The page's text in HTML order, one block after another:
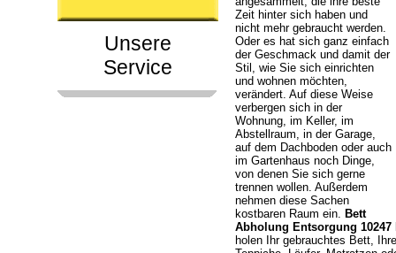
Unsere
Service
Zeit hinter sich haben und
nicht mehr gebraucht werden.
Oder es hat sich ganz einfach
der Geschmack und damit der
Stil, wie Sie sich einrichten
und wohnen möchten,
verändert. Auf diese Weise
verbergen sich in der
Wohnung, im Keller, im
Abstellraum, in der Garage,
auf dem Dachboden oder auch
im Gartenhaus noch Dinge,
von denen Sie sich gerne
trennen wollen. Außerdem
nehmen diese Sachen
kostbaren Raum ein. Bett
Abholung Entsorgung
holen Ihr gebrauchtes Bett,